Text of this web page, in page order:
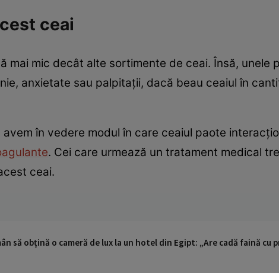
ceai
mai mic decât alte sortimente de ceai. Însă, unele
anxietate sau palpitații, dacă beau ceaiul în
în vedere modul în care ceaiul paote
. Cei care urmează un tratament medical
ceai.
să obțină o cameră de lux la un hotel din Egipt: „Are cadă faină